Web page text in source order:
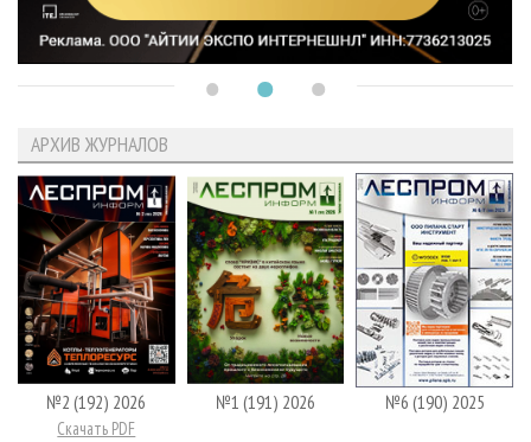
АРХИВ ЖУРНАЛОВ
№2 (192) 2026
Скачать PDF
№1 (191) 2026 №6 (190) 2025